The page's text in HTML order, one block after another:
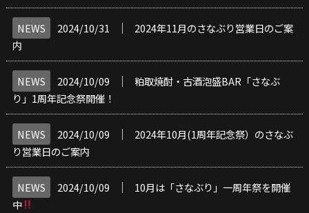
NEWS 2024/10/31 │
2024年11月のさなぶり営業日のご案
内
NEWS 2024/10/09 │
粕取焼酎・古酒泡盛BAR「さなぶ
り」1周年記念祭開催！
NEWS 2024/10/09 │
2024年10月(1周年記念祭）のさなぶ
り営業日のご案内
NEWS 2024/10/09 │
10月は「さなぶり」一周年祭を開催
中